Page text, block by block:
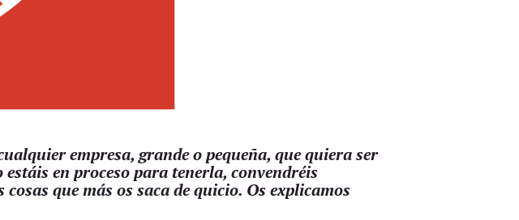
empresa, grande o pequeña, que quiera ser
en proceso para tenerla, convendréis
que más os saca de quicio. Os explicamos